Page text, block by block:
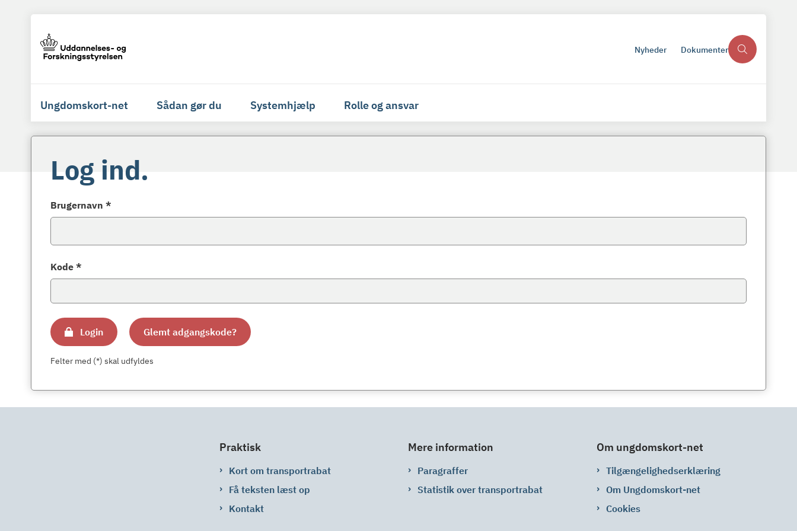
Nyheder Dokumenter
Ungdomskort-net Sådan gør du Systemhjælp Rolle og ansvar
Log ind.
Brugernavn *
Kode *
Login Glemt adgangskode?
Felter med (*) skal udfyldes
Praktisk
Kort om transportrabat
Få teksten læst op
Kontakt
Mere information
Paragraffer
Statistik over transportrabat
Om ungdomskort-net
Tilgængelighedserklæring
Om Ungdomskort-net
Cookies